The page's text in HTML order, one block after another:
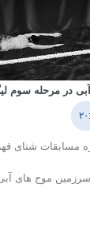
در مرحله سوم
مسابقات شنای
موج های آبی